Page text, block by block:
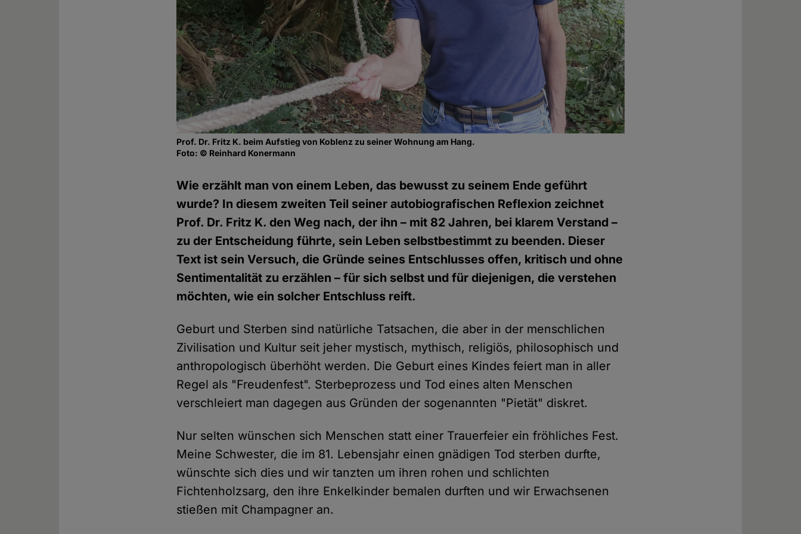
Prof. Dr. Fritz K. beim Aufstieg von Koblenz zu seiner Wohnung am Hang.
Foto: © Reinhard Konermann
Wie erzählt man von einem Leben, das bewusst zu seinem Ende geführt
wurde? In diesem zweiten Teil seiner autobiografischen Reflexion zeichnet
Prof. Dr. Fritz K. den Weg nach, der ihn – mit 82 Jahren, bei klarem Verstand –
zu der Entscheidung führte, sein Leben selbstbestimmt zu beenden. Dieser
Text ist sein Versuch, die Gründe seines Entschlusses offen, kritisch und ohne
Sentimentalität zu erzählen – für sich selbst und für diejenigen, die verstehen
möchten, wie ein solcher Entschluss reift.
Geburt und Sterben sind natürliche Tatsachen, die aber in der menschlichen
Zivilisation und Kultur seit jeher mystisch, mythisch, religiös, philosophisch und
anthropologisch überhöht werden. Die Geburt eines Kindes feiert man in aller
Regel als "Freudenfest". Sterbeprozess und Tod eines alten Menschen
verschleiert man dagegen aus Gründen der sogenannten "Pietät" diskret.
Nur selten wünschen sich Menschen statt einer Trauerfeier ein fröhliches Fest.
Meine Schwester, die im 81. Lebensjahr einen gnädigen Tod sterben durfte,
wünschte sich dies und wir tanzten um ihren rohen und schlichten
Fichtenholzsarg, den ihre Enkelkinder bemalen durften und wir Erwachsenen
stießen mit Champagner an.